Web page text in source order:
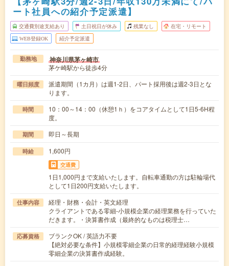
ート社員への紹介予定派遣】
交通費別途支給あり 土日祝日が休み 残業なし 在宅・リモート
WEB登録OK 紹介予定派遣
勤務地 神奈川県茅ヶ崎市
茅ケ崎駅から徒歩4分
曜日頻度
派遣期間（1カ月）は週1-2日、パート採用後は週2-3日とな
ります。
時間
10：00～14：00（休憩1ｈ）をコアタイムとして1日5-6H程
度。
期間 即日～長期
時給 1,600円
交通費
1日1,000円まで支給いたします。自転車通勤の方は駐輪場代
として1日200円支給いたします。
仕事内容
経理・財務・会計・英文経理
クライアントである零細-小規模企業の経理業務を行っていた
だきます。・決算書作成（最終的なものは税理士…
応募資格
ブランクOK / 英語力不要
【絶対必要な条件】小規模零細企業の日常的経理経験小規模
零細企業の決算書作成経験。